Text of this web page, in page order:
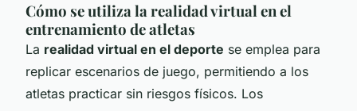
Cómo se utiliza la realidad virtual en el
entrenamiento de atletas
La realidad virtual en el deporte se emplea para
replicar escenarios de juego, permitiendo a los
atletas practicar sin riesgos físicos. Los